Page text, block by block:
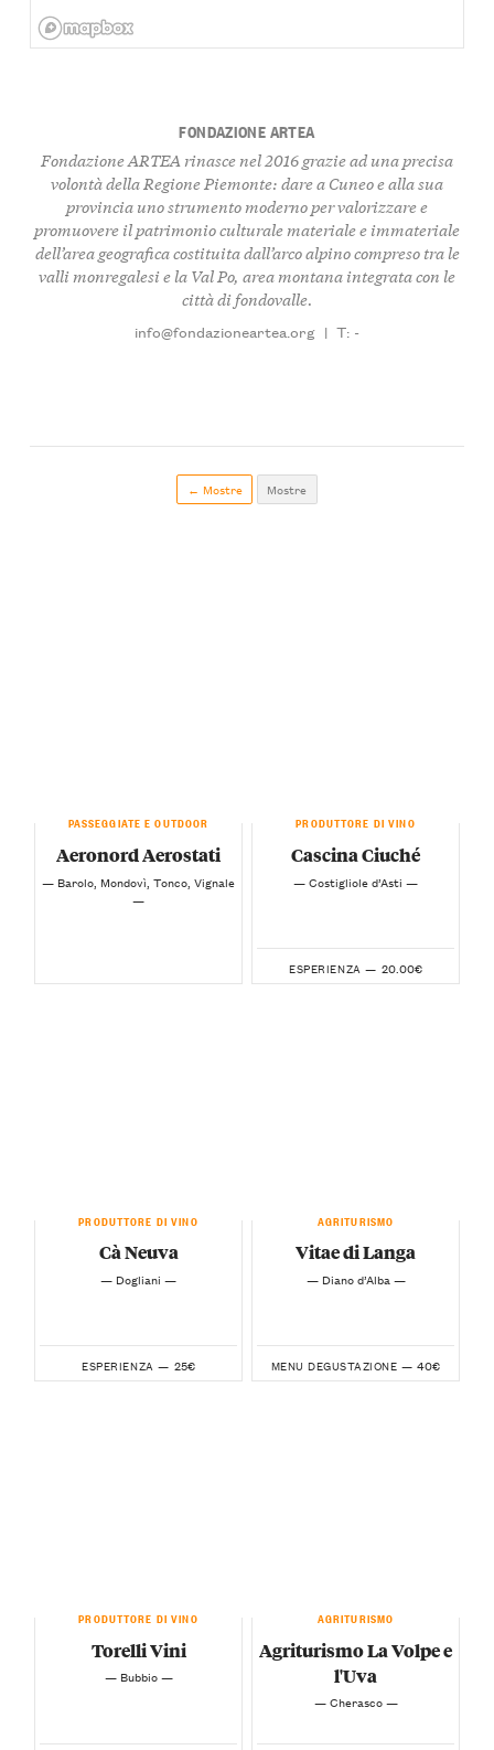
FONDAZIONE ARTEA
Fondazione ARTEA rinasce nel 2016 grazie ad una precisa
volontà della Regione Piemonte: dare a Cuneo e alla sua
provincia uno strumento moderno per valorizzare e
promuovere il patrimonio culturale materiale e immateriale
dell’area geografica costituita dall’arco alpino compreso tra le
valli monregalesi e la Val Po, area montana integrata con le
città di fondovalle.
info@fondazioneartea.org | T: -
← Mostre Mostre
PASSEGGIATE E OUTDOOR
Aeronord Aerostati
— Barolo, Mondovì, Tonco, Vignale
—
PRODUTTORE DI VINO
Cascina Ciuché
— Costigliole d’Asti —
ESPERIENZA — 20.00€
PRODUTTORE DI VINO
Cà Neuva
— Dogliani —
ESPERIENZA — 25€
AGRITURISMO
Vitae di Langa
— Diano d’Alba —
MENU DEGUSTAZIONE — 40€
PRODUTTORE DI VINO
Torelli Vini
— Bubbio —
AGRITURISMO
Agriturismo La Volpe e
l'Uva
— Cherasco —